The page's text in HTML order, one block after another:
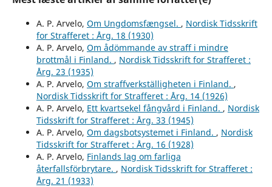
A. P. Arvelo, Om Ungdomsfængsel. , Nordisk Tidsskrift
for Strafferet : Årg. 18 (1930)
A. P. Arvelo, Om ådömmande av straff i mindre
brottmål i Finland. , Nordisk Tidsskrift for Strafferet :
Årg. 23 (1935)
A. P. Arvelo, Om straffverkställigheten i Finland. ,
Nordisk Tidsskrift for Strafferet : Årg. 14 (1926)
A. P. Arvelo, Ett kvartsekel fångvård i Finland. , Nordisk
Tidsskrift for Strafferet : Årg. 33 (1945)
A. P. Arvelo, Om dagsbotsystemet i Finland. , Nordisk
Tidsskrift for Strafferet : Årg. 16 (1928)
A. P. Arvelo, Finlands lag om farliga
återfallsförbrytare. , Nordisk Tidsskrift for Strafferet :
Årg. 21 (1933)